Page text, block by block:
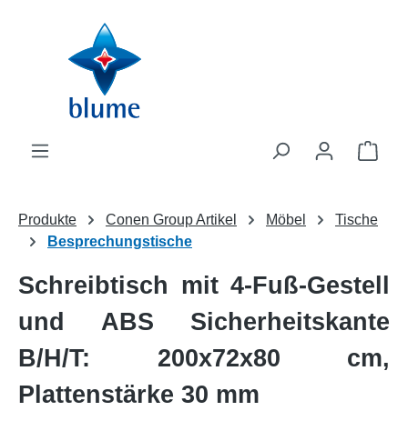
Zum Hauptinhalt springen
Produkte Conen Group Artikel Möbel
Tische
Besprechungstische
Schreibtisch mit 4-Fuß-Gestell
und ABS Sicherheitskante
B/H/T: 200x72x80 cm,
Plattenstärke 30 mm